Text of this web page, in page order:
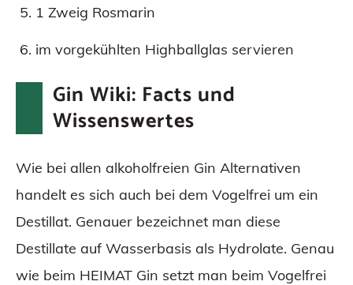
1 Zweig Rosmarin
im vorgekühlten Highballglas servieren
Gin Wiki: Facts und
Wissenswertes
Wie bei allen alkoholfreien Gin Alternativen
handelt es sich auch bei dem Vogelfrei um ein
Destillat. Genauer bezeichnet man diese
Destillate auf Wasserbasis als Hydrolate. Genau
wie beim HEIMAT Gin setzt man beim Vogelfrei